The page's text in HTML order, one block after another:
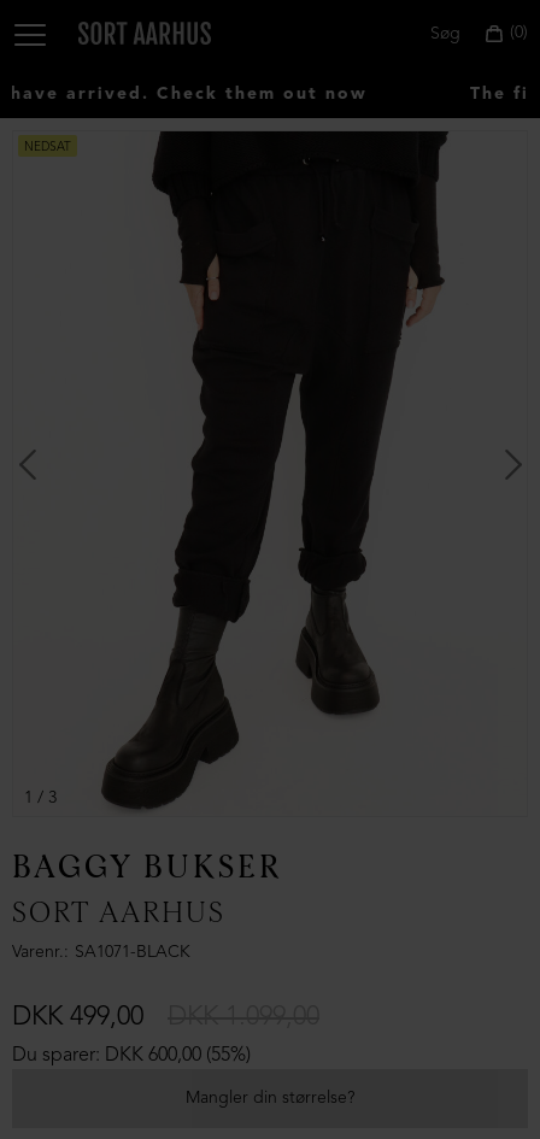
0
Søg
arrived. Check them out now The
NEDSAT
1 / 3
BAGGY BUKSER
SORT AARHUS
Varenr. SA1071-BLACK
Du sparer: DKK 600,00 (55%)
DKK 499,00
Mangler din størrelse?